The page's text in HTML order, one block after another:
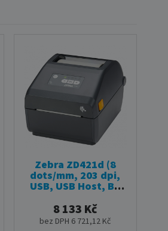
Zebra ZD421d (8
dots/mm, 203 dpi,
USB, USB Host, BT
8 133 Kč
bez DPH 6 721,12 Kč